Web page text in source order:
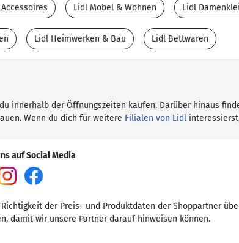
Lidl Möbel & Wohnen Lidl
Lidl Heimwerken & Bau Lidl Bettwaren
innerhalb der Öffnungszeiten kaufen. Darüber hinaus
Wenn du dich für weitere Filialen von Lidl
auf Social Media
Richtigkeit der Preis- und Produktdaten der Shoppartner
damit wir unsere Partner darauf hinweisen können.